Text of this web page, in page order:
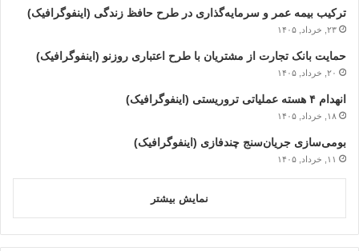
ترکیب بیمه عمر و سرمایه‌گذاری در طرح حافظ زندگی (اینفوگرافیک)
۲۳, خرداد, ۱۴۰۵
حمایت بانک تجارت از مشتریان با طرح اعتباری روزنو (اینفوگرافیک)
۲۰, خرداد, ۱۴۰۵
انهدام ۴ هسته عملیاتی تروریستی (اینفوگرافیک)
۱۸, خرداد, ۱۴۰۵
بومی‌سازی جریان‌سنج چندفازی (اینفوگرافیک)
۱۱, خرداد, ۱۴۰۵
نمایش بیشتر